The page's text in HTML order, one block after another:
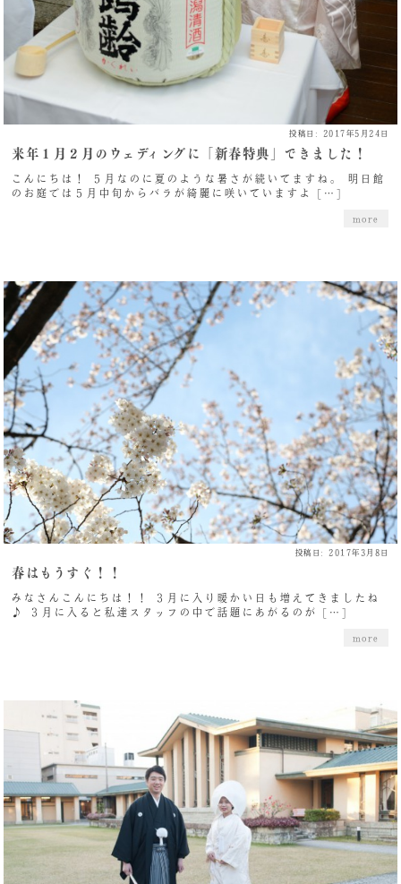
投稿日: 2017年5月24日
来年１月２月のウェディングに「新春特典」できました！
こんにちは！ ５月なのに夏のような暑さが続いてますね。 明日館
のお庭では５月中旬からバラが綺麗に咲いていますよ […]
more
投稿日: 2017年3月8日
春はもうすぐ！！
みなさんこんにちは！！ ３月に入り暖かい日も増えてきましたね
♪ ３月に入ると私達スタッフの中で話題にあがるのが […]
more